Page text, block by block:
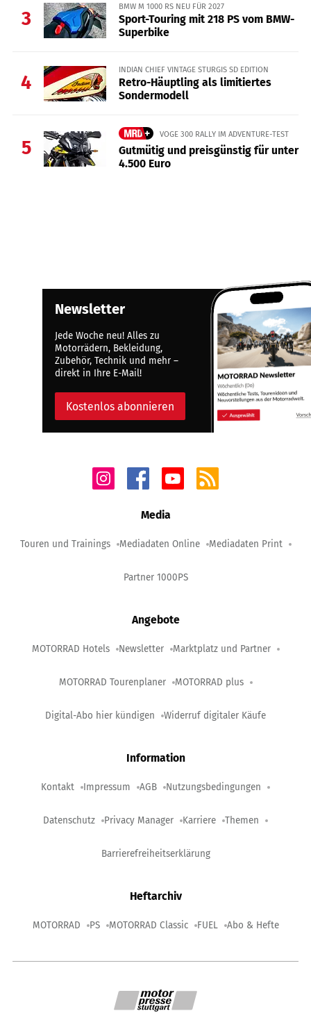
3
BMW M 1000 RS NEU FÜR 2027
Sport-Touring mit 218 PS vom BMW-
Superbike
4
INDIAN CHIEF VINTAGE STURGIS SD EDITION
Retro-Häuptling als limitiertes
Sondermodell
5
VOGE 300 RALLY IM ADVENTURE-TEST
Gutmütig und preisgünstig für unter
4.500 Euro
Newsletter
Jede Woche neu! Alles zu
Motorrädern, Bekleidung,
Zubehör, Technik und mehr –
direkt in Ihre E-Mail!
Kostenlos abonnieren
Media
Touren und Trainings Mediadaten Online Mediadaten Print
Partner 1000PS
Angebote
MOTORRAD Hotels Newsletter Marktplatz und Partner
MOTORRAD Tourenplaner MOTORRAD plus
Digital-Abo hier kündigen Widerruf digitaler Käufe
Information
Kontakt Impressum AGB Nutzungsbedingungen
Datenschutz Privacy Manager Karriere Themen
Barrierefreiheitserklärung
Heftarchiv
MOTORRAD PS MOTORRAD Classic FUEL Abo & Hefte